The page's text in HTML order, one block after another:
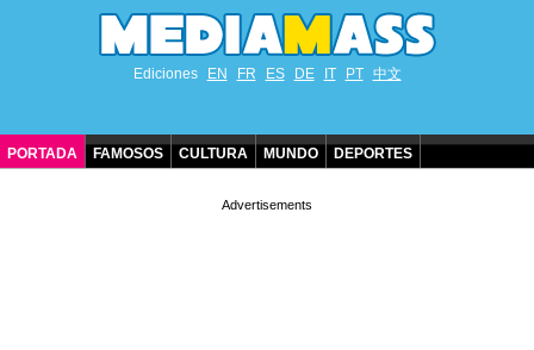
Ediciones EN FR ES DE IT PT 中文
PORTADA FAMOSOS CULTURA MUNDO DEPORTES